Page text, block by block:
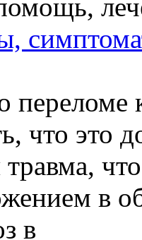
переломе
что это
травма,
в